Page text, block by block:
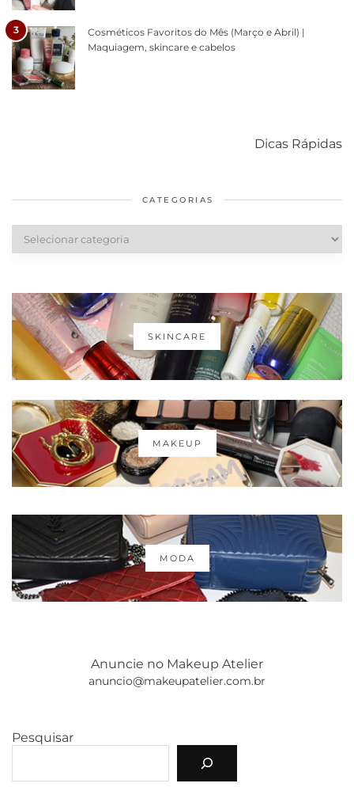
3
Cosméticos Favoritos do Mês (Março e Abril) |
Maquiagem, skincare e cabelos
Dicas Rápidas
diários
cabelos
CATEGORIAS
SKINCARE
MAKEUP
MODA
Anuncie no Makeup Atelier
anuncio@makeupatelier.com.br
Pesquisar